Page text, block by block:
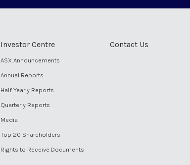
Investor Centre
ASX Announcements
Annual Reports
Half Yearly Reports
Quarterly Reports
Media
Top 20 Shareholders
Rights to Receive Documents
Contact Us